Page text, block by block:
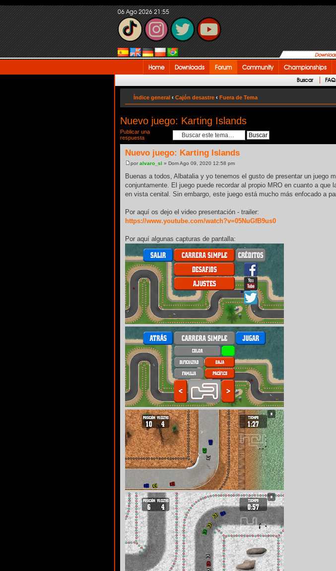
06 Ago 2026 21:55
Home Downloads Forum Community Championships
Buscar FAQ
Índice general ‹ Cajón desastre ‹ Fuera de Tema
Nuevo juego: Karting Islands
Publicar una
respuesta
Nuevo juego: Karting Islands
por alvaro_sl » Dom Ago 09, 2020 12:58 pm
Buenas a todos, Albatalia y yo tenemos el gusto de presentar un juego
conjuntamente. El juego puede recordar al propio MRO en cuanto a que
en vista cenital. Sin embargo, este juego está mucho más enfocado a
Por aquí os dejo el video presentación - trailer:
https://www.youtube.com/watch?v=05NuGfB9us0
Por aquí algunas capturas de pantalla: